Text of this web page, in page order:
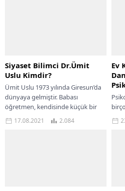
Siyaset Bilimci Dr.Ümit
Uslu Kimdir?
Ümit Uslu 1973 yılında Giresun’da
dünyaya gelmiştir. Babası
öğretmen, kendisinde küçük bir
erkek kardeşi olan ve iki çocuk
babası olan...
17.08.2021 2.084
Ev